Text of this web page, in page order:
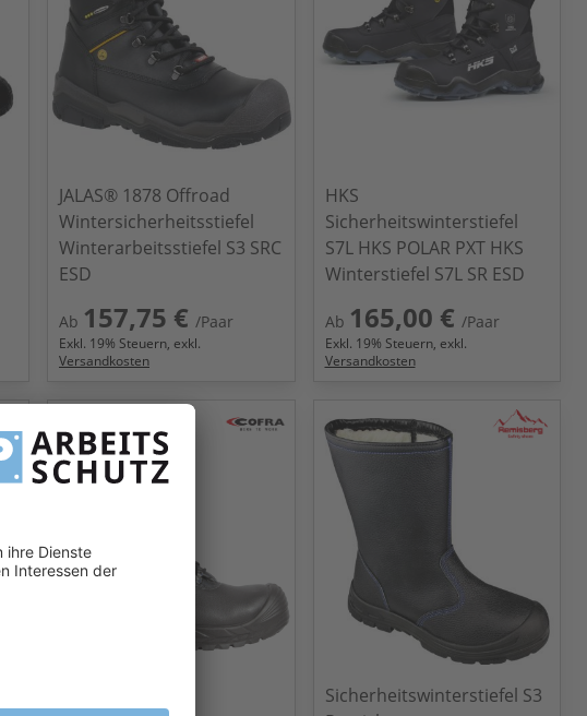
JALAS® 1878 Offroad
Wintersicherheitsstiefel
Winterarbeitsstiefel S3 SRC
ESD
Ab 157,75 € /Paar
Exkl. 19% Steuern, exkl.
Versandkosten
HKS
Sicherheitswinterstiefel
S7L HKS POLAR PXT HKS
Winterstiefel S7L SR ESD
Ab 165,00 € /Paar
Exkl. 19% Steuern, exkl.
Versandkosten
Sicherheitswinterstiefel S3